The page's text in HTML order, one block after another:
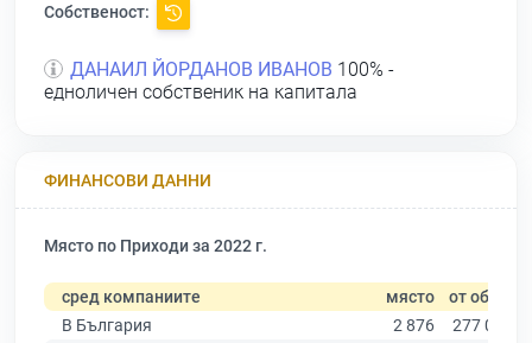
Собственост:
ДАНАИЛ ЙОРДАНОВ ИВАНОВ 100% -
едноличен собственик на капитала
ФИНАНСОВИ ДАННИ
Място по Приходи за 2022 г.
сред компаниите място от общо
В България
2 876
277 019